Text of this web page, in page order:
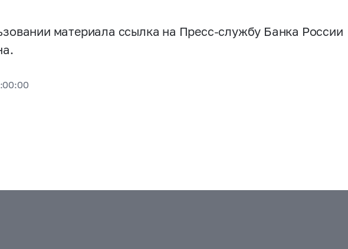
материала ссылка на Пресс-службу Банка России